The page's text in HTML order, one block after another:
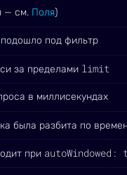
— см. Поля)
под фильтр
за пределами limit
в миллисекундах
была разбита по
при autoWindowed: